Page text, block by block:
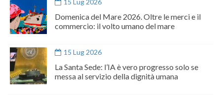
15 Lug 2026
Domenica del Mare 2026. Oltre le merci e il
commercio: il volto umano del mare
15 Lug 2026
La Santa Sede: l’IA è vero progresso solo se
messa al servizio della dignità umana